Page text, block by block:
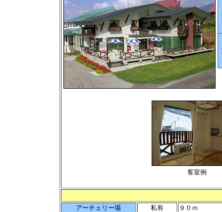
客室例
アーチェリー場 私有 ９０ｍ